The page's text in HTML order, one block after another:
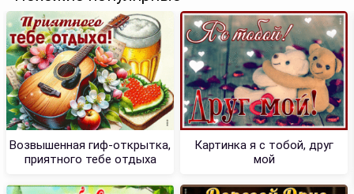
Возвышенная гиф-открытка,
приятного тебе отдыха
Картинка я с тобой, друг
мой